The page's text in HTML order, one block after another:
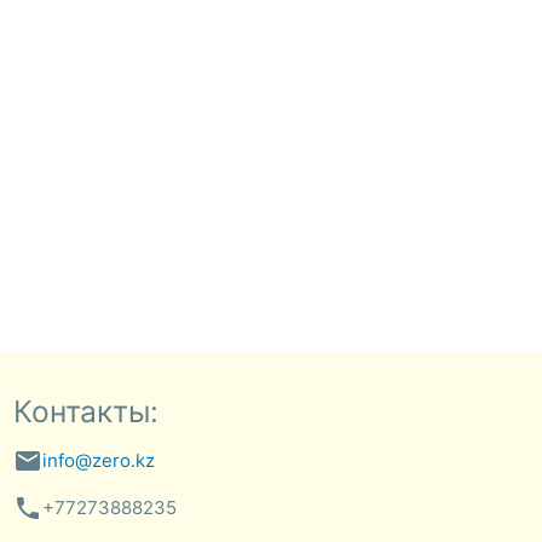
Контакты:
emailinfo@zero.kz
phone +77273888235